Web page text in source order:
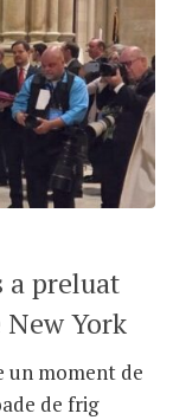
a preluat
York
un moment de
de frig